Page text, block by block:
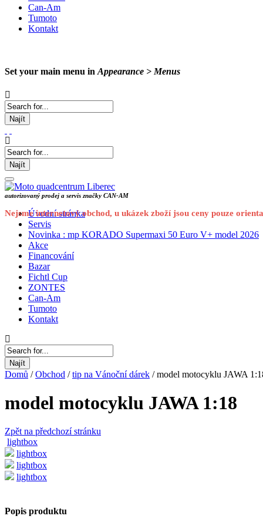
Can-Am
Tumoto
Kontakt
Set your main menu in Appearance > Menus
Najít
Najít
autorizovaný prodej a servis značky CAN-AM
Nejsme internetový obchod, u ukázek zboží jsou ceny pouze
Úvodní stránka
Servis
Novinka : mp KORADO Supermaxi 50 Euro V+ model 2026
Akce
Financování
Bazar
Fichtl Cup
ZONTES
Can-Am
Tumoto
Kontakt
Najít
Domů / Obchod / tip na Vánoční dárek /model motocyklu JAWA
model motocyklu JAWA 1:18
Zpět na předchozí stránku
lightbox
lightbox
lightbox
lightbox
Popis produktu